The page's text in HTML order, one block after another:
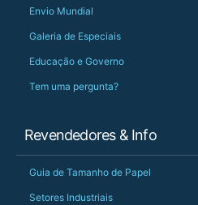
Envio Mundial
Galeria de Especiais
Educação e Governo
Tem uma pergunta?
Revendedores & Info
Guia de Tamanho de Papel
Setores Industriais